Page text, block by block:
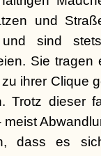
und
und sind
Sie tragen
ihrer Clique
Trotz dieser
dass es